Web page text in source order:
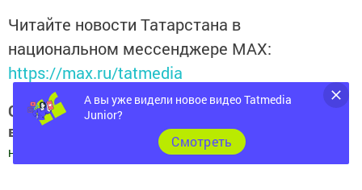
Читайте новости Татарстана в
национальном мессенджере MАХ:
https://max.ru/tatmedia
Следите за самым важным и интересным
в
Яндекс Дзен Телеграм канале
новь
А вы уже видели новое видео Tatmedia
Junior?
Cмотреть